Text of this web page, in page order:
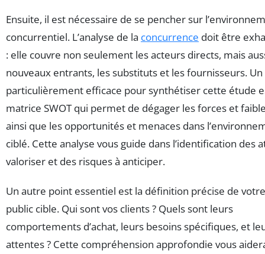
Ensuite, il est nécessaire de se pencher sur
concurrentiel. L’analyse de la concurrence doit être
: elle couvre non seulement les acteurs directs, mais
nouveaux entrants, les substituts et les fournisseurs.
particulièrement efficace pour synthétiser cette étude
matrice SWOT qui permet de dégager les forces et
ainsi que les opportunités et menaces dans
ciblé. Cette analyse vous guide dans l’identification des
valoriser et des risques à anticiper.
Un autre point essentiel est la définition précise de votre
public cible. Qui sont vos clients ? Quels sont leurs
comportements d’achat, leurs besoins spécifiques, et
attentes ? Cette compréhension approfondie vous